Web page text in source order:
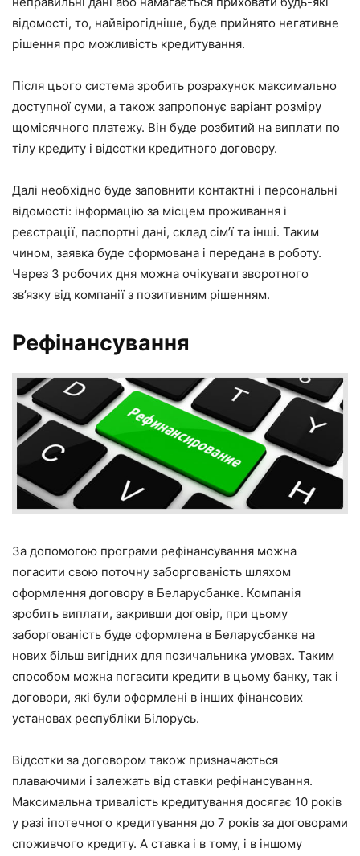
відомості, то, найвірогідніше, буде прийнято негативне
рішення про можливість кредитування.
Після цього система зробить розрахунок максимально
доступної суми, а також запропонує варіант розміру
щомісячного платежу. Він буде розбитий на виплати по
тілу кредиту і відсотки кредитного договору.
Далі необхідно буде заповнити контактні і персональні
відомості: інформацію за місцем проживання і
реєстрації, паспортні дані, склад сім’ї та інші. Таким
чином, заявка буде сформована і передана в роботу.
Через 3 робочих дня можна очікувати зворотного
зв’язку від компанії з позитивним рішенням.
Рефінансування
За допомогою програми рефінансування можна
погасити свою поточну заборгованість шляхом
оформлення договору в Беларусбанке. Компанія
зробить виплати, закривши договір, при цьому
заборгованість буде оформлена в Беларусбанке на
нових більш вигідних для позичальника умовах. Таким
способом можна погасити кредити в цьому банку, так і
договори, які були оформлені в інших фінансових
установах республіки Білорусь.
Відсотки за договором також призначаються
плаваючими і залежать від ставки рефінансування.
Максимальна тривалість кредитування досягає 10 років
у разі іпотечного кредитування до 7 років за договорами
споживчого кредиту. А ставка і в тому, і в іншому